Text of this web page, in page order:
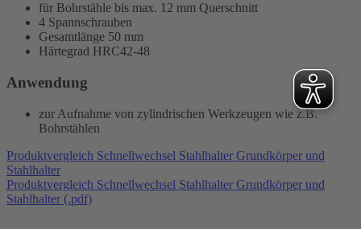
für Bohrstähle bis max. 12 mm Querschnitt
4 Spannschrauben
Gesamtlänge 50 mm
Härtegrad HRC42-48
Anwendung
zur Aufnahme von zylindrischen Werkzeugen wie z.B.
Bohrstählen
Produktvergleich Schnellwechsel Stahlhalter Grundkörper und
Stahlhalter
Produktvergleich Schnellwechsel Stahlhalter Grundkörper und
Stahlhalter (.pdf)